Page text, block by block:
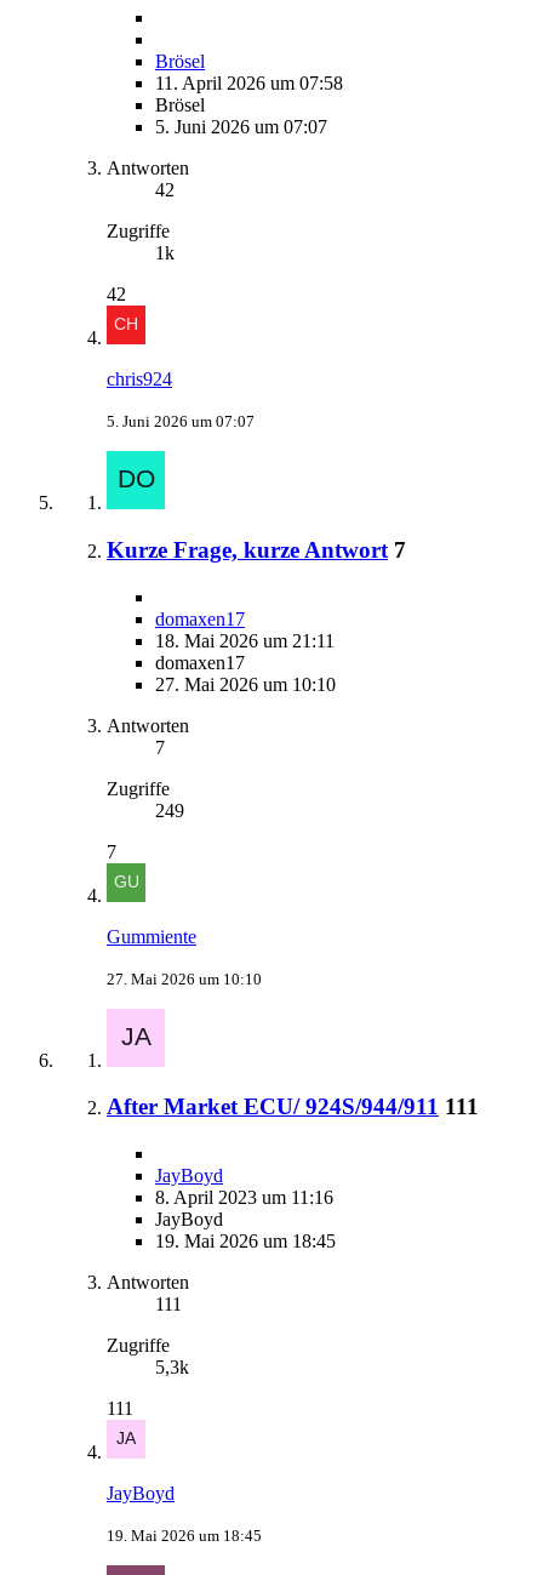
Brösel
11. April 2026 um 07:58
Brösel
5. Juni 2026 um 07:07
Antworten
42
Zugriffe
1k
42
chris924
5. Juni 2026 um 07:07
Kurze Frage, kurze Antwort 7
domaxen17
18. Mai 2026 um 21:11
domaxen17
27. Mai 2026 um 10:10
Antworten
7
Zugriffe
249
7
Gummiente
27. Mai 2026 um 10:10
After Market ECU/ 924S/944/911 111
JayBoyd
8. April 2023 um 11:16
JayBoyd
19. Mai 2026 um 18:45
Antworten
111
Zugriffe
5,3k
111
JayBoyd
19. Mai 2026 um 18:45